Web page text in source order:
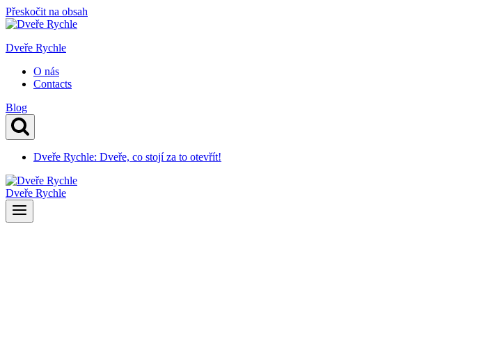
Přeskočit na obsah
Dveře Rychle
O nás
Contacts
Blog
Dveře Rychle: Dveře, co stojí za to otevřít!
Dveře Rychle